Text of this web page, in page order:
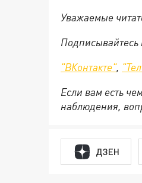
Уважаемые
Подписывайтесь
"ВКонтакте",
Если вам есть
наблюдения,
ДЗЕН